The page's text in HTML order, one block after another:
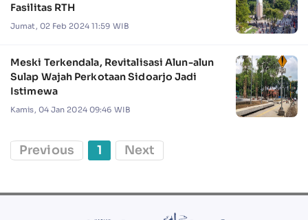
Fasilitas RTH
Jumat, 02 Feb 2024 11:59 WIB
Meski Terkendala, Revitalisasi Alun-alun
Sulap Wajah Perkotaan Sidoarjo Jadi
Istimewa
Kamis, 04 Jan 2024 09:46 WIB
Previous 1 Next